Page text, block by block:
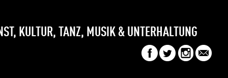
KULTUR, TANZ, MUSIK & UNTERHALTUNG